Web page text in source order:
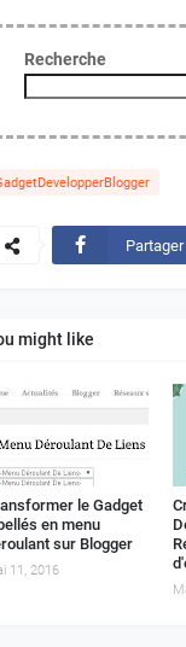
Recherche
Partager
might like
le Gadget
en menu
sur Blogger
11, 2016